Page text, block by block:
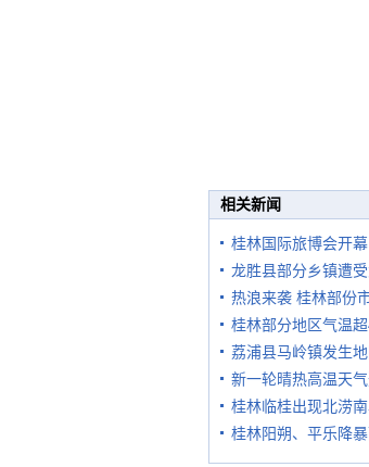
相关新闻
桂林国际旅博会开
龙胜县部分乡镇遭
热浪来袭 桂林部份
桂林部分地区气温
荔浦县马岭镇发生
新一轮晴热高温天
桂林临桂出现北涝
桂林阳朔、平乐降